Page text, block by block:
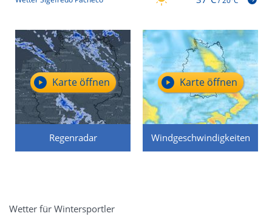
Regenradar
Karte öffnen
Windgeschwindigkeiten
Karte öffnen
Wetter für Wintersportler